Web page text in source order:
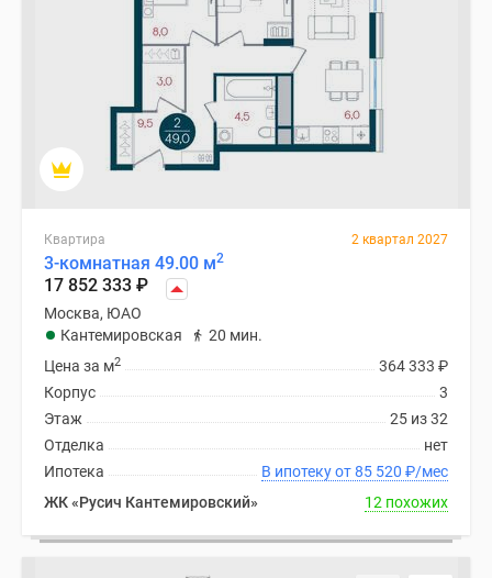
Квартира 2 квартал 2027
3-комнатная 49.00 м2
17 852 333 ₽
Москва, ЮАО
Кантемировская
20 мин.
364 333 ₽
Цена за м2
3
Корпус
25 из 32
Этаж
нет
Отделка
В ипотеку от 85 520 ₽/мес
Ипотека
ЖК «Русич Кантемировский»
12 похожих